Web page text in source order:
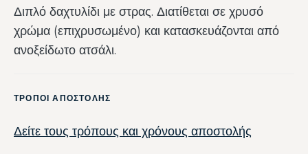
Διπλό δαχτυλίδι με στρας. Διατίθεται σε χρυσό
χρώμα (επιχρυσωμένο) και κατασκευάζονται από
ανοξείδωτο ατσάλι.
ΤΡΟΠΟΙ ΑΠΟΣΤΟΛΗΣ
Δείτε τους τρόπους και χρόνους αποστολής